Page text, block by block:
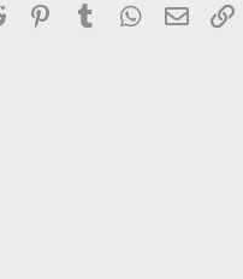
Reddit PinterestTumblr WhatsApp
E-posta